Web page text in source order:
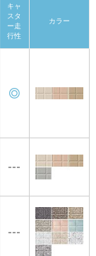
キャ
スタ
ー走
行性
カラー
---
---